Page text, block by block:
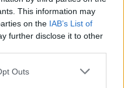
This information may
on the IAB’s List of
further disclose it to other
uses one or more Google
Outs